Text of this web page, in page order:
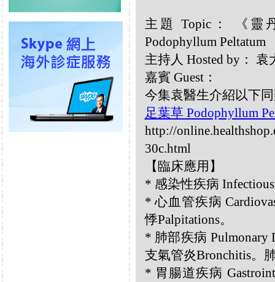
主題 Topic： 《靈
Podophyllum Peltatum
主持人 Hosted by：
嘉賓 Guest：
今集袁醫生介紹以下
足葉草 Podophyllum
http://
30c.html
【臨床應用】
* 感染性疾病 Infectious
* 心血管疾病
悸Palpitations。
* 肺部疾病 Pulmonary
支氣管炎Bronchitis。
* 胃腸道疾病